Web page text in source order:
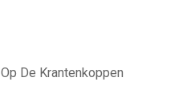
Op De Krantenkoppen